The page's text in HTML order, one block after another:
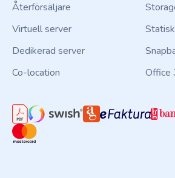
Återförsäljare
Virtuell server
Dedikerad server
Co-location
Office